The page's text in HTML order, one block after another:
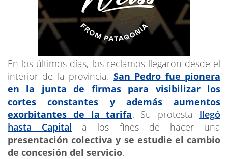
En los últimos días, los reclamos llegaron desde el
interior de la provincia. San Pedro fue pionera
en la junta de firmas para visibilizar los
cortes constantes y además aumentos
exorbitantes de la tarifa. Su protesta llegó
hasta Capital a los fines de hacer una
presentación colectiva y se estudie el cambio
de concesión del servicio.